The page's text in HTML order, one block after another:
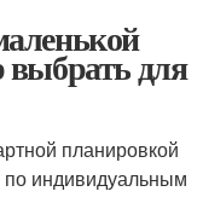
выбрать для
планировкой
индивидуальным